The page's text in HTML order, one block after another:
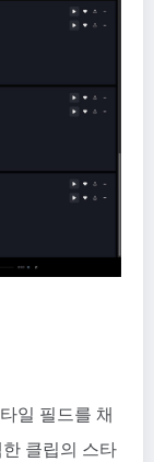
일 필드를 채
클립의 스타